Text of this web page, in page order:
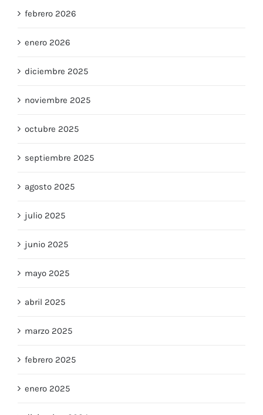
marzo 2026
febrero 2026
enero 2026
diciembre 2025
noviembre 2025
octubre 2025
septiembre 2025
agosto 2025
julio 2025
junio 2025
mayo 2025
abril 2025
marzo 2025
febrero 2025